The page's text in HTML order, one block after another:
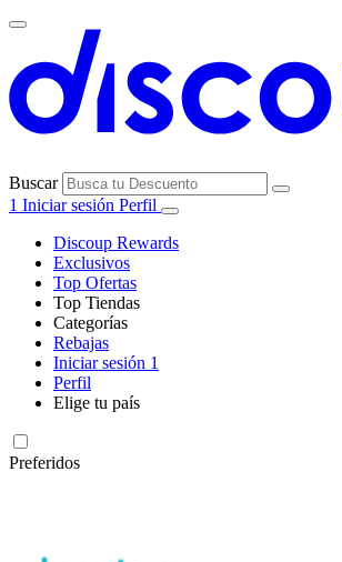
Buscar
1 Iniciar sesión Perfil
Discoup Rewards
Exclusivos
Top Ofertas
Top Tiendas
AliExpress
Categorías
Electrónica e
Rebajas
Iniciar sesión 1
Perfil
Elige tu país
Preferidos